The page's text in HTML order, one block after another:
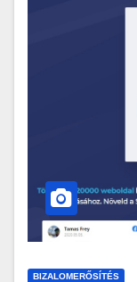
BIZALOMERŐSÍTÉS